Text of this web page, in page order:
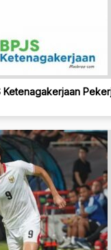
Ketenagakerjaan